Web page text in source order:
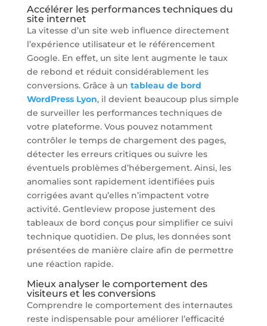
Accélérer les performances techniques du
site internet
La vitesse d’un site web influence directement
l’expérience utilisateur et le référencement
Google. En effet, un site lent augmente le taux
de rebond et réduit considérablement les
conversions. Grâce à un tableau de bord
WordPress Lyon, il devient beaucoup plus simple
de surveiller les performances techniques de
votre plateforme. Vous pouvez notamment
contrôler le temps de chargement des pages,
détecter les erreurs critiques ou suivre les
éventuels problèmes d’hébergement. Ainsi, les
anomalies sont rapidement identifiées puis
corrigées avant qu’elles n’impactent votre
activité. Gentleview propose justement des
tableaux de bord conçus pour simplifier ce suivi
technique quotidien. De plus, les données sont
présentées de manière claire afin de permettre
une réaction rapide.
Mieux analyser le comportement des
visiteurs et les conversions
Comprendre le comportement des internautes
reste indispensable pour améliorer l’efficacité